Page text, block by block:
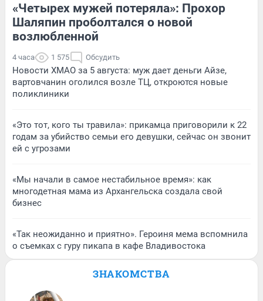
«Четырех мужей потеряла»: Прохор
Шаляпин проболтался о новой
возлюбленной
4 часа 1 575 Обсудить
Новости ХМАО за 5 августа: муж дает деньги Айзе,
вартовчанин оголился возле ТЦ, откроются новые
поликлиники
«Это тот, кого ты травила»: прикамца приговорили к 22
годам за убийство семьи его девушки, сейчас он звонит
ей с угрозами
«Мы начали в самое нестабильное время»: как
многодетная мама из Архангельска создала свой
бизнес
«Так неожиданно и приятно». Героиня мема вспомнила
о съемках с гуру пикапа в кафе Владивостока
ЗНАКОМСТВА